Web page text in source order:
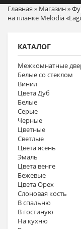
Главная » Магазин»
на планке Melodia
КАТАЛОГ
Межкомнатные
Белые со стеклом
Винил
Цвета Дуб
Белые
Серые
Черные
Цветные
Светлые
Цвета ясень
Эмаль
Цвета венге
Бежевые
Цвета Орех
Слоновая кость
В спальню
В гостиную
На кухню